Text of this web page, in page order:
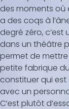
des moments où
a des coqs à
degré zéro,
dans un théâtre
permet de
petite fabrique
constituer qui est
avec un
C’est plutôt